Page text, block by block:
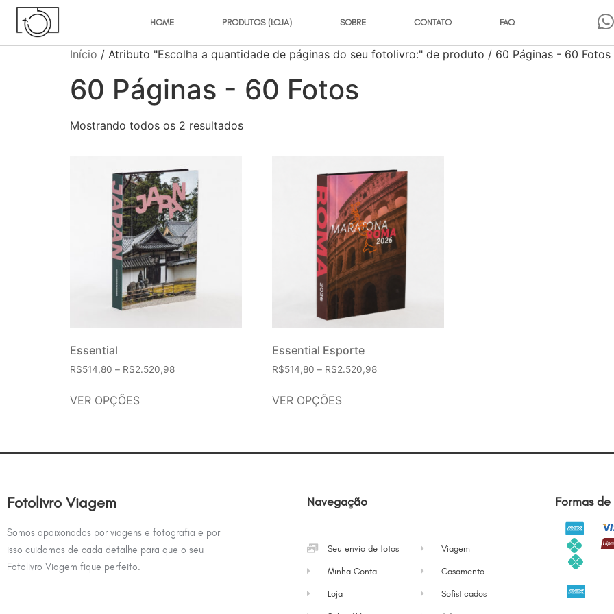
HOME PRODUTOS (LOJA) SOBRE CONTATO FAQ
Início / Atributo "Escolha a quantidade de páginas do seu fotolivro:" de produto / 60 Páginas - 60 Fotos
60 Páginas - 60 Fotos
Mostrando todos os 2 resultados
Essential
R$514,80 – R$2.520,98
VER OPÇÕES
Essential Esporte
R$514,80 – R$2.520,98
VER OPÇÕES
Fotolivro Viagem
Somos apaixonados por viagens e fotografia e por
isso cuidamos de cada detalhe para que o seu
Fotolivro Viagem fique perfeito.
Navegação
Seu envio de fotos
Minha Conta
Loja
Viagem
Casamento
Sofisticados
Formas